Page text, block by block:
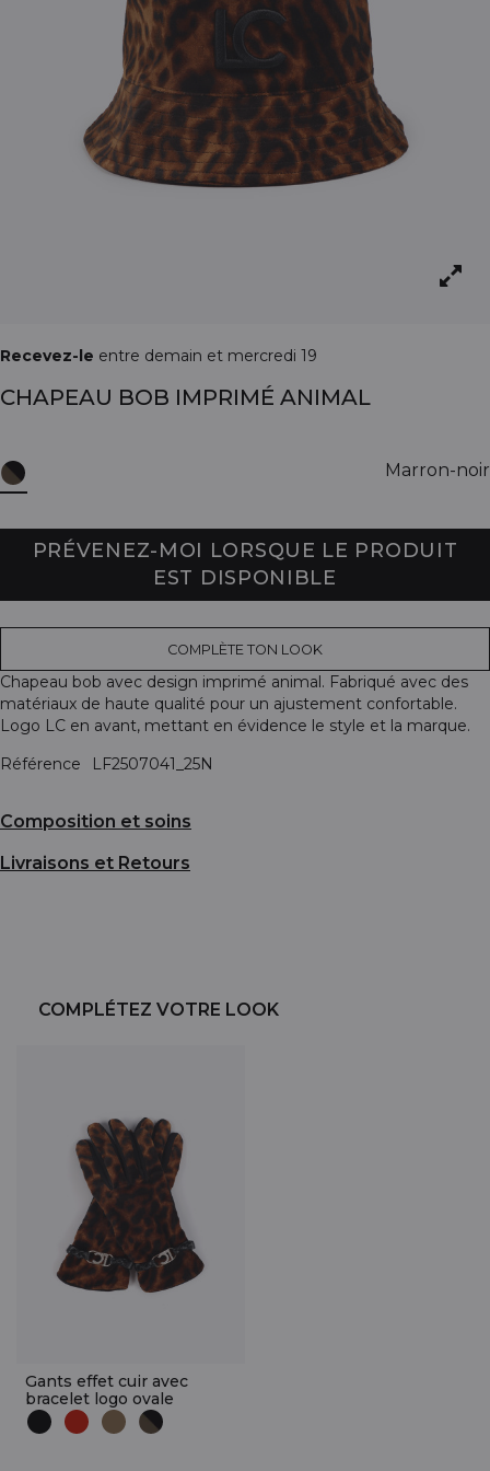
Recevez-le entre demain et mercredi 19
CHAPEAU BOB IMPRIMÉ ANIMAL
Marron-noir
PRÉVENEZ-MOI LORSQUE LE PRODUIT
EST DISPONIBLE
COMPLÈTE TON LOOK
Chapeau bob avec design imprimé animal. Fabriqué avec des
matériaux de haute qualité pour un ajustement confortable.
Logo LC en avant, mettant en évidence le style et la marque.
Référence
LF2507041_25N
Composition et soins
Livraisons et Retours
COMPLÉTEZ VOTRE LOOK
Gants effet cuir avec
bracelet logo ovale